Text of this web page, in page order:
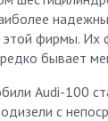
фирмы. Их
бывает
Audi-100
с